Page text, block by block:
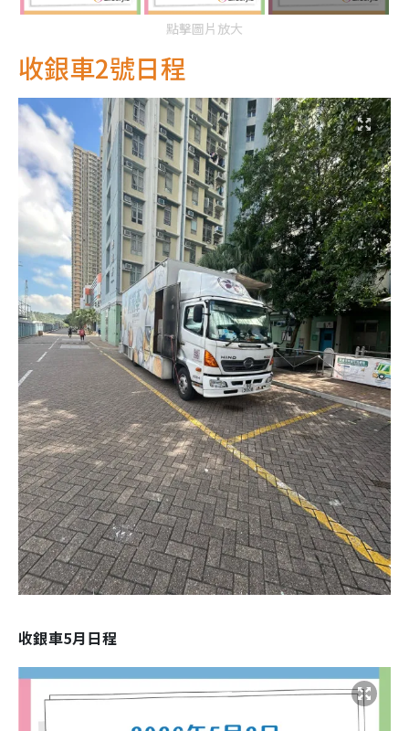
點擊圖片放大
收銀車2號日程
收銀車5月日程